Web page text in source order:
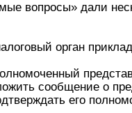
вопросы» дали
орган
сообщение о
его